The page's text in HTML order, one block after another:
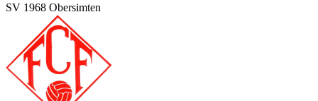
SV 1968 Obersimten